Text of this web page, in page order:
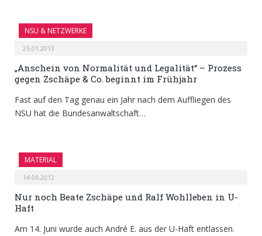
NSU & NETZWERKE
25.01.2013
„Anschein von Normalität und Legalität“ – Prozess
gegen Zschäpe & Co. beginnt im Frühjahr
Fast auf den Tag genau ein Jahr nach dem Auffliegen des
NSU hat die Bundesanwaltschaft…
MATERIAL
14.06.2012
Nur noch Beate Zschäpe und Ralf Wohlleben in U-
Haft
Am 14. Juni wurde auch André E. aus der U-Haft entlassen.